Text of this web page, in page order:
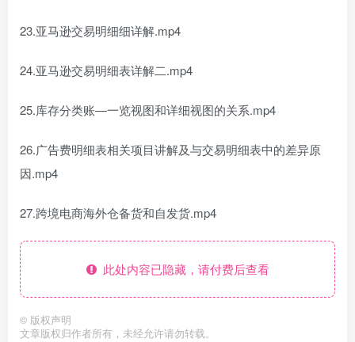
23.亚马逊交易明细细详解.mp4
24.亚马逊交易明细表详解二.mp4
25.库存分类账—一览视图和详细视图的关系.mp4
26.广告费明细表相关项目讲解及与交易明细表中的差异原
因.mp4
27.跨境电商海外仓备货和自发货.mp4
此处内容已隐藏，请付费后查看
© 版权声明
文章版权归作者所有，未经允许请勿转载。